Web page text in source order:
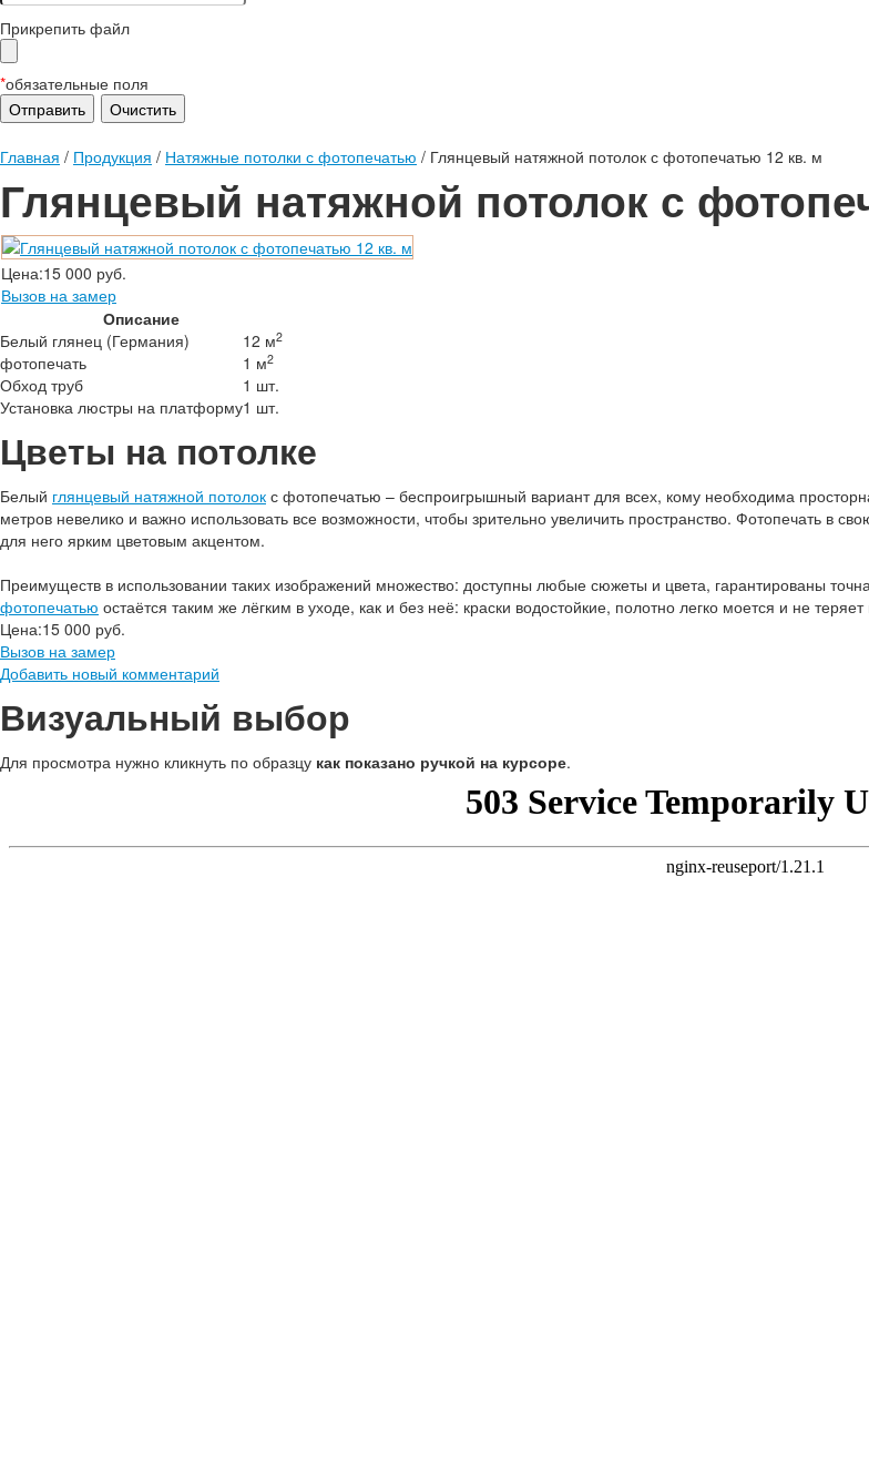
Прикрепить файл
*обязательные поля
Главная / Продукция / Натяжные потолки с фотопечатью / Глянцевый натяжной потолок с фотопечатью 12 кв. м
Глянцевый натяжной потолок с
Цена:15 000 руб.
Вызов на замер
Описание
Белый глянец (Германия)
12 м2
фотопечать 1 м2
Обход труб
1 шт.
Установка люстры на платформу1 шт.
Цветы на потолке
Белый глянцевый натяжной потолок с фотопечатью – беспроигрышный вариант для всех, кому необходима
метров невелико и важно использовать все возможности, чтобы зрительно увеличить пространство. Фотопечать в
для него ярким цветовым акцентом.
Преимуществ в использовании таких изображений множество: доступны любые сюжеты и цвета, гарантированы
фотопечатью остаётся таким же лёгким в уходе, как и без неё: краски водостойкие, полотно легко моется и не
Цена:15 000 руб.
Вызов на замер
Добавить новый комментарий
Визуальный выбор
Для просмотра нужно кликнуть по образцу как показано ручкой на курсоре.